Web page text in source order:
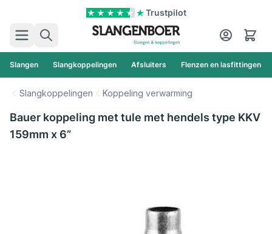
Trustpilot
Zoek
Cart
Slangen Slangkoppelingen Afsluiters Flenzen en lasfittingen
Slangkoppelingen Koppeling verwarming
Bauer koppeling met tule met hendels type KKV
159mm x 6”